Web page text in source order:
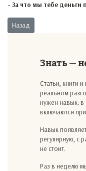
- За что мы тебе деньги
Предыдущий: Вопросик
Назад
Знать —
Статьи, книги
реальном
нужен навык: в
включаются
Навык
регулярную, с
не стоит.
Раз в неделю